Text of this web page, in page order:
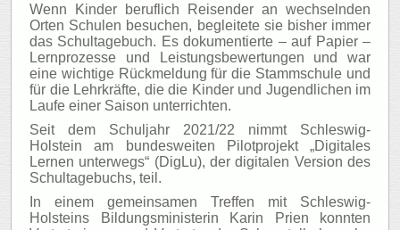
Wenn Kinder beruflich Reisender an wechselnden
Orten Schulen besuchen, begleitete sie bisher immer
das Schultagebuch. Es dokumentierte – auf Papier –
Lernprozesse und Leistungsbewertungen und war
eine wichtige Rückmeldung für die Stammschule und
für die Lehrkräfte, die die Kinder und Jugendlichen im
Laufe einer Saison unterrichten.
Seit dem Schuljahr 2021/22 nimmt Schleswig-
Holstein am bundesweiten Pilotprojekt „Digitales
Lernen unterwegs“ (DigLu), der digitalen Version des
Schultagebuchs, teil.
In einem gemeinsamen Treffen mit Schleswig-
Holsteins Bildungsministerin Karin Prien konnten